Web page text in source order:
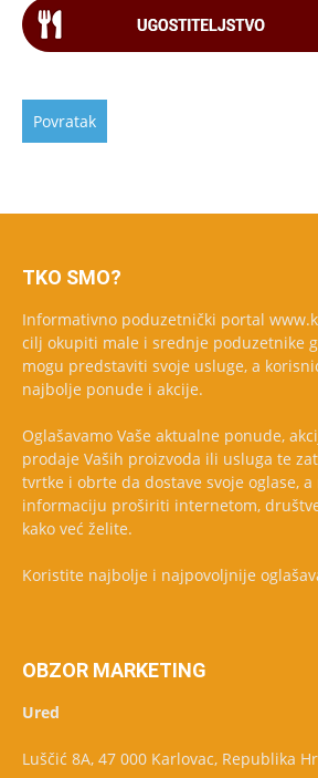
TKO SMO?
Informativno poduzetnički portal
cilj okupiti male i srednje poduzetnike
mogu predstaviti svoje usluge, a
najbolje ponude i akcije.
Oglašavamo Vaše aktualne ponude,
prodaje Vaših proizvoda ili usluga te
tvrtke i obrte da dostave svoje oglase,
informaciju proširiti internetom,
kako već želite.
Koristite najbolje i najpovoljnije
OBZOR MARKETING
Ured
Luščić 8A, 47 000 Karlovac, Republika